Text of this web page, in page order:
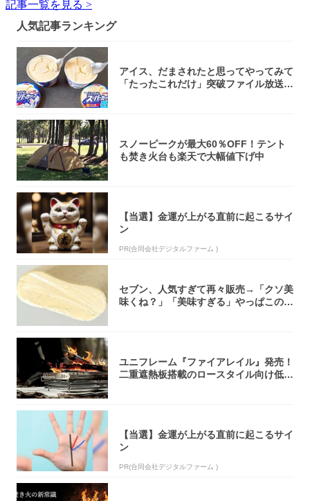
記事一覧を見る >
人気記事ランキング
アイス、だまされたと思ってやってみて
「たったこれだけ」突破ファイル放送で
スノーピークが最大60％OFF！テント
も焚き火台も楽天で大幅値下げ中
【当選】金運が上がる直前に起こるサイ
ン
PR(合同会社デジタルファーム )
セブン、人気すぎて再々販売→「クソ美
味くね？」「美味すぎる」やっぱこのク
ユニフレーム『ファイアレイル』発売！
二重遮熱板搭載のロースタイル向け低型
【当選】金運が上がる直前に起こるサイ
ン
PR(合同会社デジタルファーム )